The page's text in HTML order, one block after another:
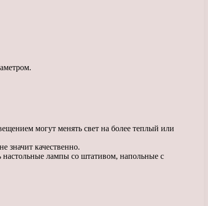
могут менять свет на более теплый или
значит качественно.
настольные лампы со штативом, напольные с